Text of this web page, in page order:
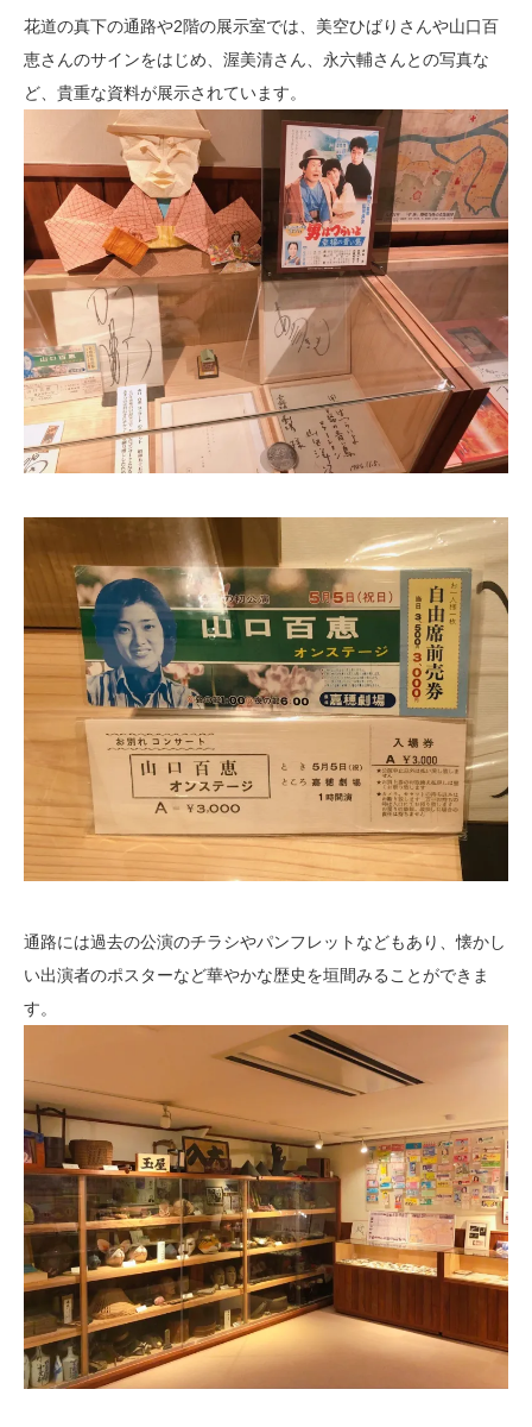
花道の真下の通路や2階の展示室では、美空ひばりさんや山口百
恵さんのサインをはじめ、渥美清さん、永六輔さんとの写真な
ど、貴重な資料が展示されています。
通路には過去の公演のチラシやパンフレットなどもあり、懐かし
い出演者のポスターなど華やかな歴史を垣間みることができま
す。